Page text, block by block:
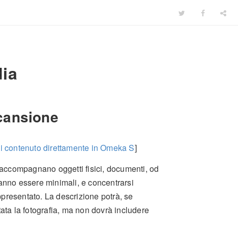
direttamente in Omeka S]
oggetti fisici, documenti, od
essere minimali, e concentrarsi
La descrizione potrà, se
la fotografia, ma non dovrà includere